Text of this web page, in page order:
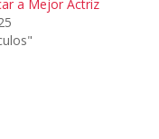
a Mejor Actriz